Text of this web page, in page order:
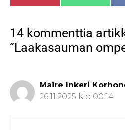
i
e
r
e
s
h
s
A
p
p
14 kommenttia
”Laakasauman
Maire Inkeri
26.11.2025 klo 00:14